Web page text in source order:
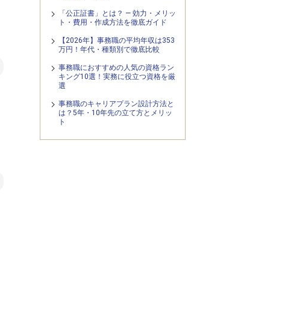
「公正証書」とは？ — 効力・メリッ
ト・費用・作成方法を徹底ガイド
【2026年】事務職の平均年収は353
万円！年代・種類別で徹底比較
事務職におすすめの人気の資格ラン
キング10選！実務に役立つ資格を厳
選
事務職のキャリアプラン設計方法と
は？5年・10年先の立て方とメリッ
ト